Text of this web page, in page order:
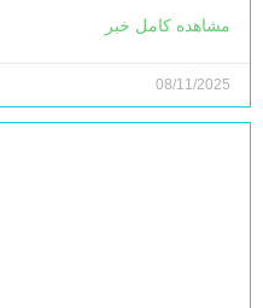
مشاهده کامل خبر
08/11/2025